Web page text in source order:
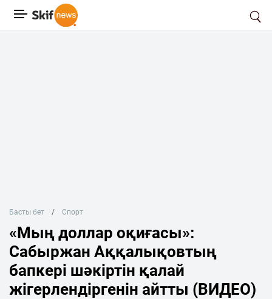
Басты бет Спорт
«Мың доллар оқиғасы»:
Сабыржан Аққалықовтың
бапкері шәкіртін қалай
жігерлендіргенін айтты (ВИДЕО)